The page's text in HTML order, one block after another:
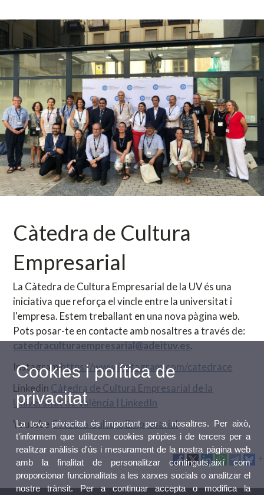
Càtedra de Cultura
Empresarial
La Càtedra de Cultura Empresarial de la UV és una
iniciativa que reforça el vincle entre la universitat i
l'empresa. Estem treballant en una nova pàgina web.
Pots posar-te en contacte amb nosaltres a través de:
catedraculturaempresarial@adeituv.es.
Instagramhttps://www.instagram.com/catedrace
Linkedin Càtedra de Cultura Empresarial de la
Universitat de València | LinkedIn
Youtube Càtedra Cultura Empresarial
Cookies i política de
privacitat
La teva privacitat és important per a nosaltres. Per això,
t'informem que utilitzem cookies pròpies i de tercers per a
realitzar anàlisis d'ús i mesurament de la nostra pàgina web
amb la finalitat de personalitzar continguts,així com
proporcionar funcionalitats a les xarxes socials o analitzar el
nostre trànsit. Per a continuar accepta o modifica la